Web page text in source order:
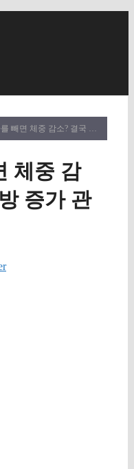
중 감소? 결국 내장지방 증가 관찰하기
체중 감
증가 관